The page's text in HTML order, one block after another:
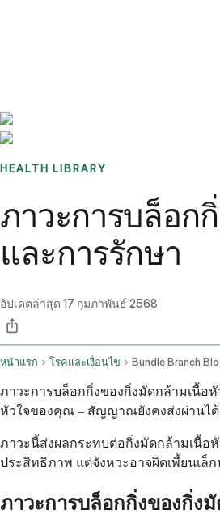
HEALTH LIBRARY
ภาวะการบล็อก
และการรักษา
อัปเดตล่าสุด 17 กุมภาพันธ์ 2568
หน้าแรก โรคและเงื่อนไข Bundle Branch
ภาวะการบล็อกกิ่งของกิ่งมัดกล้ามเนื้
หัวใจของคุณ – สัญญาณยังคงส่งผ่านได้
ภาวะนี้ส่งผลกระทบต่อกิ่งมัดกล้ามเนื้อ
ประสิทธิภาพ แต่จังหวะอาจผิดเพี้ยนเล็ก
ภาวะการบล็อกกิ่งของกิ่ง